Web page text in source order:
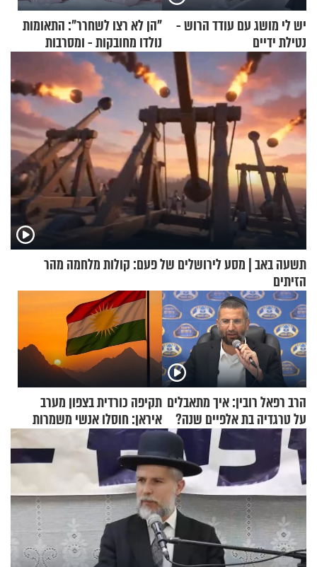
יש לי מושג עם עודד הרוש -
נטילת ידיים
"הן לא רצו לשחרר": התאומות
נולדו מחובקות - ומסרבות
להיפרד
תשעה באב | מסע לירושלים של פעם: קולות מלחמה מהר
הזיתים
הרב רפאל רובין: איך מתאבלים
על טרגדיה בת אלפיים שנה?
תקיפה כורדית בצפון מערב
איראן: חוסלו אנשי משמרות
המהפכה